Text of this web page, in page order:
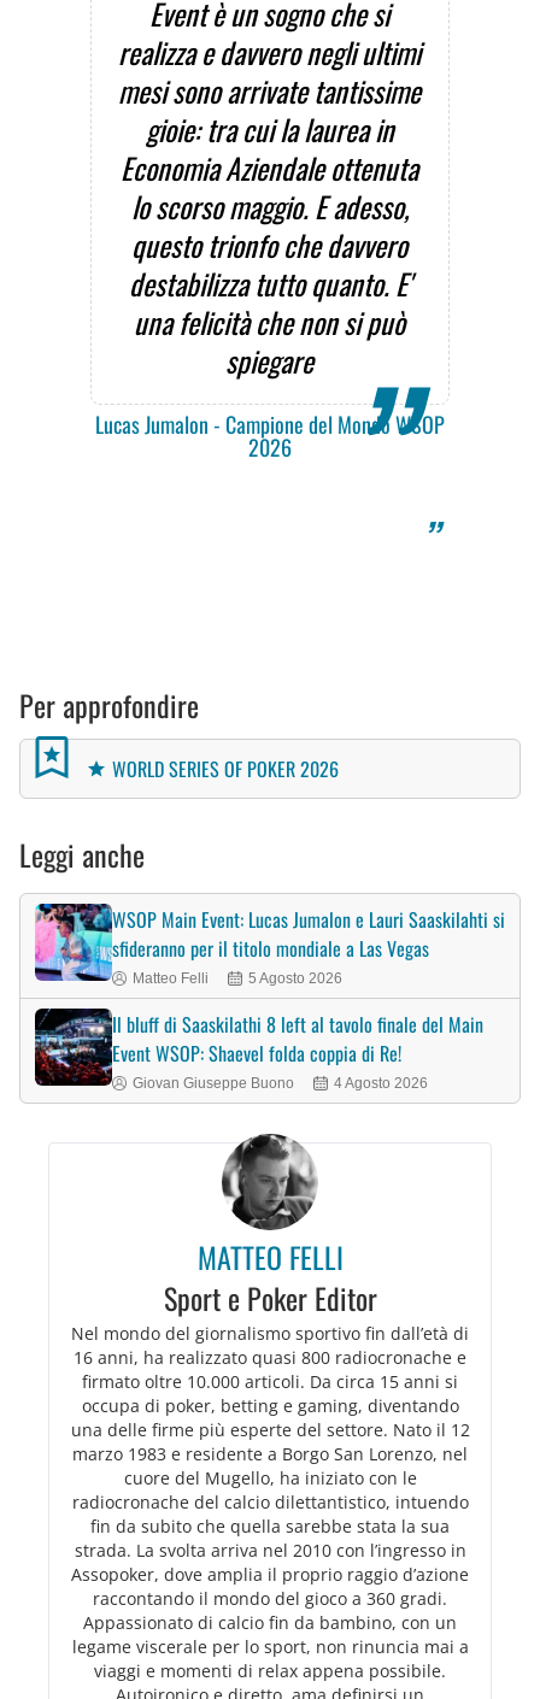
Event è un sogno che si
realizza e davvero negli ultimi
mesi sono arrivate tantissime
gioie: tra cui la laurea in
Economia Aziendale ottenuta
lo scorso maggio. E adesso,
questo trionfo che davvero
destabilizza tutto quanto. E'
una felicità che non si può
spiegare
Lucas Jumalon - Campione del Mondo WSOP
2026
Per approfondire
WORLD SERIES OF POKER 2026
Leggi anche
WSOP Main Event: Lucas Jumalon e Lauri Saaskilahti si
sfideranno per il titolo mondiale a Las Vegas
Matteo Felli 5 Agosto 2026
Il bluff di Saaskilathi 8 left al tavolo finale del Main
Event WSOP: Shaevel folda coppia di Re!
Giovan Giuseppe Buono 4 Agosto 2026
MATTEO FELLI
Sport e Poker Editor
Nel mondo del giornalismo sportivo fin dall’età di
16 anni, ha realizzato quasi 800 radiocronache e
firmato oltre 10.000 articoli. Da circa 15 anni si
occupa di poker, betting e gaming, diventando
una delle firme più esperte del settore. Nato il 12
marzo 1983 e residente a Borgo San Lorenzo, nel
cuore del Mugello, ha iniziato con le
radiocronache del calcio dilettantistico, intuendo
fin da subito che quella sarebbe stata la sua
strada. La svolta arriva nel 2010 con l’ingresso in
Assopoker, dove amplia il proprio raggio d’azione
raccontando il mondo del gioco a 360 gradi.
Appassionato di calcio fin da bambino, con un
legame viscerale per lo sport, non rinuncia mai a
viaggi e momenti di relax appena possibile.